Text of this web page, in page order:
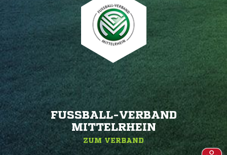
FUSSBALL-VERBAND M
ITTELRHEIN
ZUM VERBAND